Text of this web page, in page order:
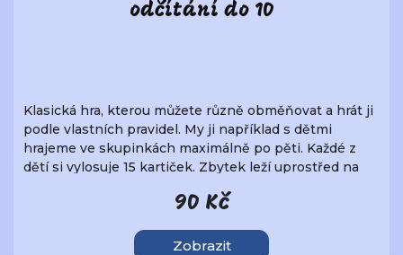
odčítání do 10
Klasická hra, kterou můžete různě obměňovat a hrát ji
podle vlastních pravidel. My ji například s dětmi
hrajeme ve skupinkách maximálně po pěti. Každé z
dětí si vylosuje 15 kartiček. Zbytek leží uprostřed na
90 Kč
Zobrazit